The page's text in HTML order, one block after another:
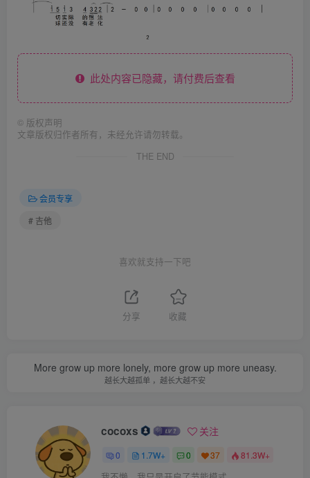
此处内容已隐藏，请付费后查看
© 版权声明
文章版权归作者所有，未经允许请勿转载。
THE END
会员专享
# 吉他
喜欢就支持一下吧
分享 收藏
More grow up more lonely, more grow up more uneasy.
越长大越孤单 ，越长大越不安
cocoxs 关注
0 1.7W+ 0 37 81.3W+